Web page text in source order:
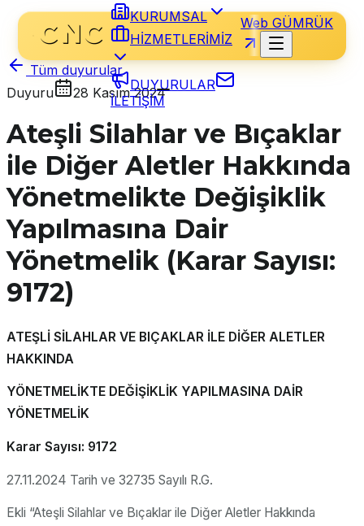
KURUMSAL
HİZMETLERİMİZ
DUYURULAR
İLETİŞİM
Web GÜMRÜK
Tüm duyurular
Duyuru
28 Kasım 2024
Ateşli Silahlar ve Bıçaklar
ile Diğer Aletler Hakkında
Yönetmelikte Değişiklik
Yapılmasına Dair
Yönetmelik (Karar Sayısı:
9172)
ATEŞLİ SİLAHLAR VE BIÇAKLAR İLE DİĞER ALETLER
HAKKINDA
YÖNETMELİKTE DEĞİŞİKLİK YAPILMASINA DAİR
YÖNETMELİK
Karar Sayısı: 9172
27.11.2024 Tarih ve 32735 Sayılı R.G.
Ekli “Ateşli Silahlar ve Bıçaklar ile Diğer Aletler Hakkında